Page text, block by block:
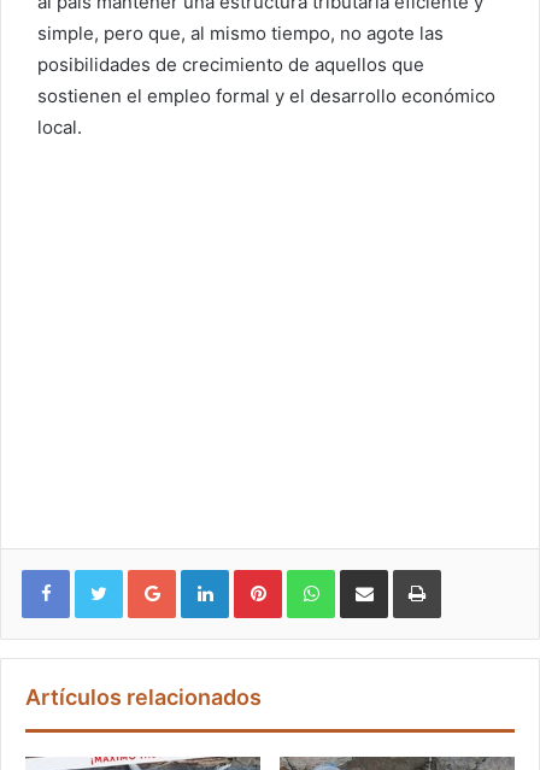
simple, pero que, al mismo tiempo, no agote las
posibilidades de crecimiento de aquellos que
sostienen el empleo formal y el desarrollo económico
local.
Google+ LinkedIn Pinterest WhatsApp
Artículos relacionados